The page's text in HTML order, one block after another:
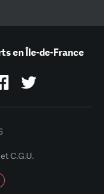
en Île-de-France
C.G.U.